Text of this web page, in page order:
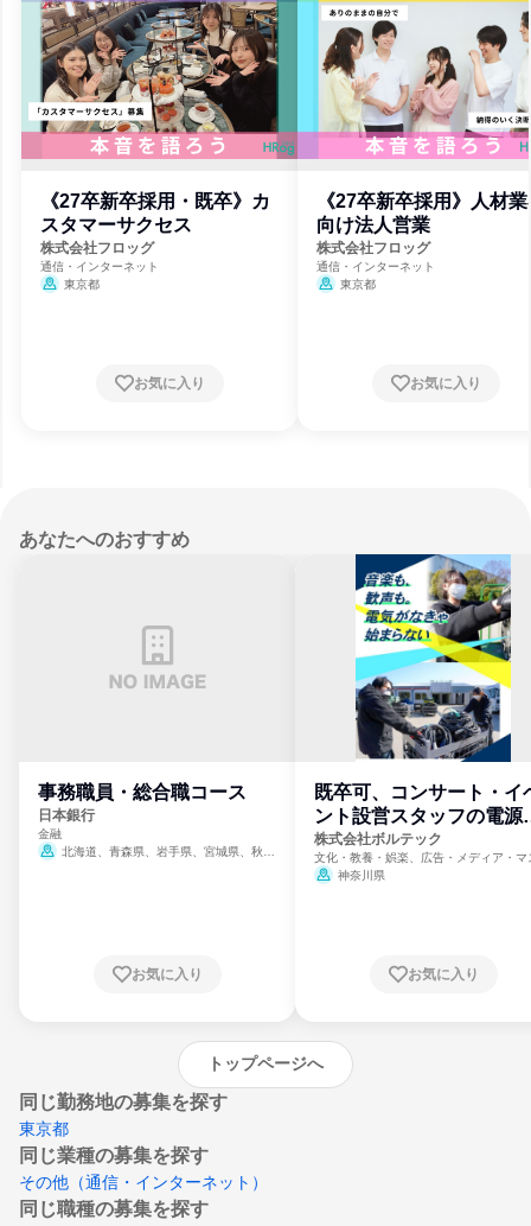
《27卒新卒採用・既卒》カ
スタマーサクセス
株式会社フロッグ
通信・インターネット
東京都
お気に入り
《27卒新卒採用》人材
向け法人営業
株式会社フロッグ
通信・インターネット
東京都
お気に入り
あなたへのおすすめ
事務職員・総合職コース
日本銀行
金融
北海道、青森県、岩手県、宮城県、秋田
崎県、熊本県、大分県、宮崎県、鹿児島県、
お気に入り
既卒可、コンサート・イ
ント設営スタッフの電源
門
株式会社ボルテック
文化・教養・娯楽、広告・メディア・マ
ミ、電力・ガス・水道・エネルギー
神奈川県
お気に入り
トップページへ
同じ勤務地の募集を探す
東京都
同じ業種の募集を探す
その他（通信・インターネット）
同じ職種の募集を探す